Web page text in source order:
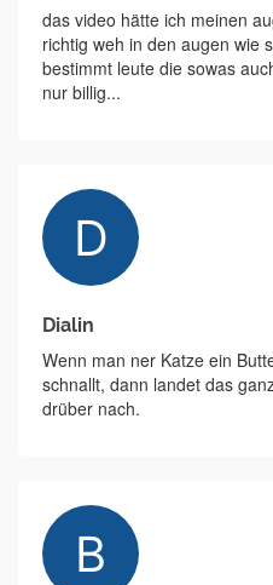
das video hätte ich meinen
richtig weh in den augen wie
bestimmt leute die sowas
nur billig...
Dialin
Wenn man ner Katze ein
schnallt, dann landet das
drüber nach.